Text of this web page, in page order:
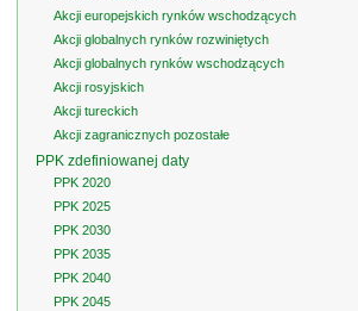
Akcji europejskich rynków wschodzących
Akcji globalnych rynków rozwiniętych
Akcji globalnych rynków wschodzących
Akcji rosyjskich
Akcji tureckich
Akcji zagranicznych pozostałe
PPK zdefiniowanej daty
PPK 2020
PPK 2025
PPK 2030
PPK 2035
PPK 2040
PPK 2045